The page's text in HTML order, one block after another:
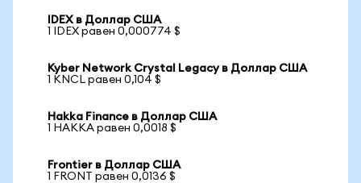
IDEX в Доллар США
1 IDEX равен 0,000774 $
Kyber Network Crystal Legacy в Доллар США
1 KNCL равен 0,104 $
Hakka Finance в Доллар США
1 HAKKA равен 0,0018 $
Frontier в Доллар США
1 FRONT равен 0,0136 $